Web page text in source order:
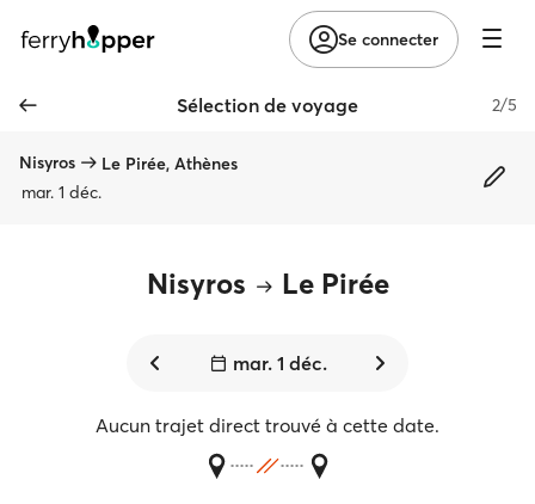
Se connecter
Sélection de voyage 2/5
Nisyros
Le Pirée, Athènes
mar. 1 déc.
Nisyros Le Pirée
mar. 1 déc.
Aucun trajet direct trouvé à cette date.